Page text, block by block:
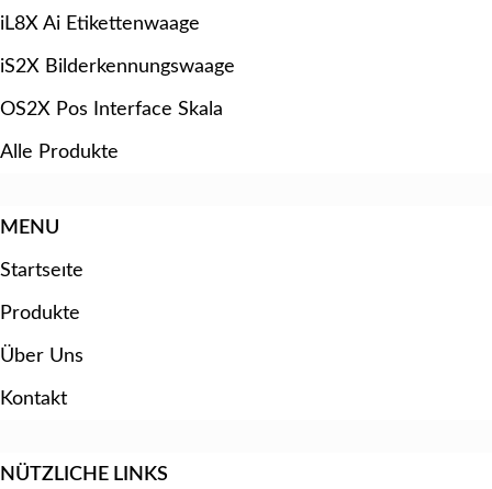
iL8X Ai Etikettenwaage
iS2X Bilderkennungswaage
OS2X Pos Interface Skala
Alle Produkte
MENU
Startseıte
Produkte
Über Uns
Kontakt
NÜTZLICHE LINKS